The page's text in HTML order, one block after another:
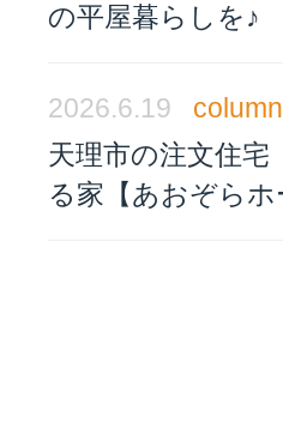
の平屋暮らしを♪
2026.6.19
column
天理市の注文住
る家【あおぞらホ